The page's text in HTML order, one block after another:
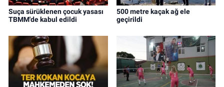
Suça sürüklenen çocuk yasası
TBMM'de kabul edildi
500 metre kaçak ağ ele
geçirildi